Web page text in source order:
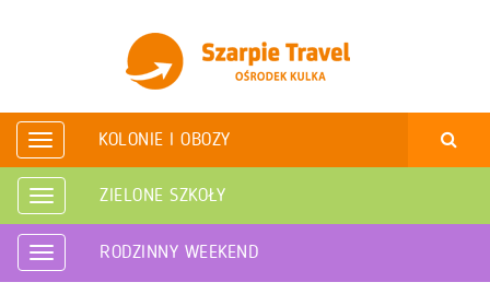
Rozwiń
nawigację
KOLONIE I OBOZY
Rozwiń
nawigację
ZIELONE SZKOŁY
Rozwiń
nawigację
RODZINNY WEEKEND